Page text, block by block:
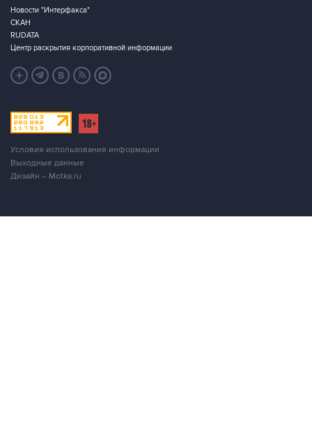
RUDATA
Центр раскрытия корпоративной информации
Условия использования информации
Выходные данные
Дизайн – Motka.ru